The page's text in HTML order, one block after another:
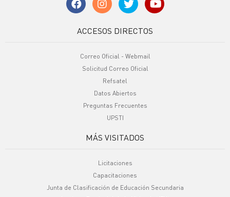
ACCESOS DIRECTOS
Correo Oficial - Webmail
Solicitud Correo Oficial
Refsatel
Datos Abiertos
Preguntas Frecuentes
UPSTI
MÁS VISITADOS
Licitaciones
Capacitaciones
Junta de Clasificación de Educación Secundaria